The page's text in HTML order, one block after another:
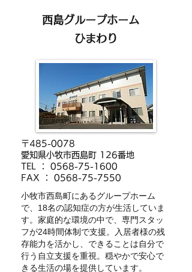
​西島グループホーム
ひまわり
〒485-0078
愛知県小牧市西島町 126番地
​TEL ： 0568-75-1600
FAX ： 0568-75-7550
小牧市西島町にあるグループホーム
で、18名の認知症の方が生活していま
す。家庭的な環境の中で、専門スタッ
フが24時間体制で支援。入居者様の残
存能力を活かし、できることは自分で
行う自立支援を重視。穏やかで安心で
きる生活の場を提供しています。